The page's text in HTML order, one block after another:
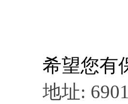
希望您有
地址: